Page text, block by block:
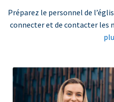
Préparez le personnel de
connecter et de contacter les